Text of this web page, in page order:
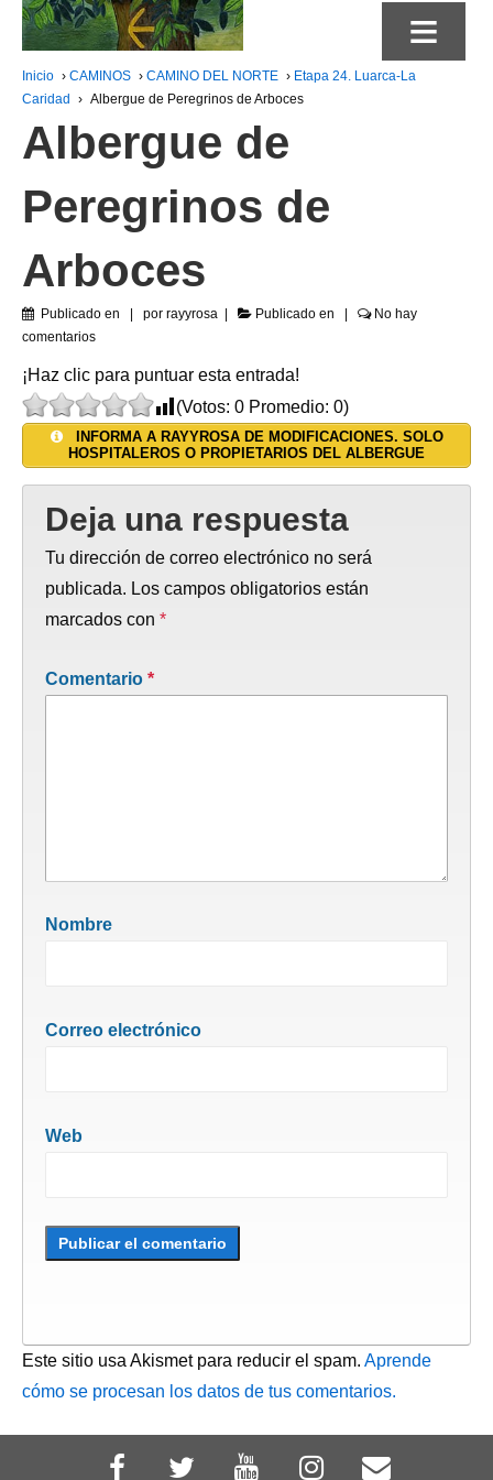
≡
Inicio › CAMINOS › CAMINO DEL NORTE › Etapa 24. Luarca-La
Caridad
› Albergue de Peregrinos de Arboces
Albergue de
Peregrinos de
Arboces
Publicado en por rayyrosa Publicado en
No hay
comentarios
¡Haz clic para puntuar esta entrada!
(Votos: 0 Promedio: 0)
INFORMA A RAYYROSA DE MODIFICACIONES. SOLO
HOSPITALEROS O PROPIETARIOS DEL ALBERGUE
Deja una respuesta
Tu dirección de correo electrónico no será
publicada. Los campos obligatorios están
marcados con *
Comentario *
Nombre
Correo electrónico
Web
Este sitio usa Akismet para reducir el spam. Aprende
cómo se procesan los datos de tus comentarios.